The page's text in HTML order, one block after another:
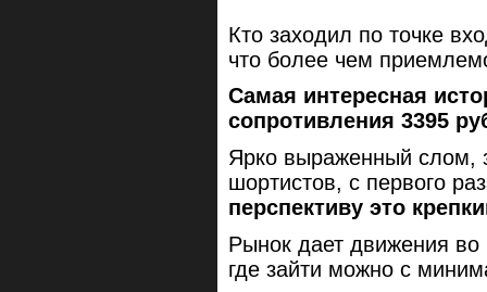
Кто заходил по точке
что более чем
Самая интересная
сопротивления 3395
Ярко выраженный слом,
шортистов, с первого
перспективу это
Рынок дает движения во
где зайти можно с